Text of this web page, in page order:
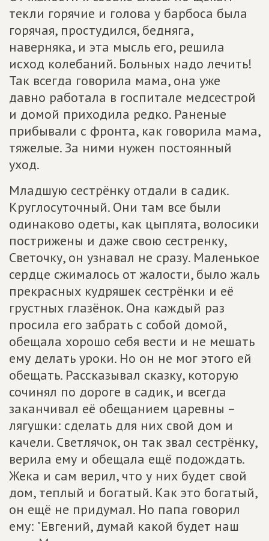
текли горячие и голова у барбоса была
горячая, простудился, бедняга,
наверняка, и эта мысль его, решила
исход колебаний. Больных надо лечить!
Так всегда говорила мама, она уже
давно работала в госпитале медсестрой
и домой приходила редко. Раненые
прибывали с фронта, как говорила мама,
тяжелые. За ними нужен постоянный
уход.
Младшую сестрёнку отдали в садик.
Круглосуточный. Они там все были
одинаково одеты, как цыплята, волосики
пострижены и даже свою сестренку,
Светочку, он узнавал не сразу. Маленькое
сердце сжималось от жалости, было жаль
прекрасных кудряшек сестрёнки и её
грустных глазёнок. Она каждый раз
просила его забрать с собой домой,
обещала хорошо себя вести и не мешать
ему делать уроки. Но он не мог этого ей
обещать. Рассказывал сказку, которую
сочинял по дороге в садик, и всегда
заканчивал её обещанием царевны –
лягушки: сделать для них свой дом и
качели. Светлячок, он так звал сестрёнку,
верила ему и обещала ещё подождать.
Жека и сам верил, что у них будет свой
дом, теплый и богатый. Как это богатый,
он ещё не придумал. Но папа говорил
ему: "Евгений, думай какой будет наш